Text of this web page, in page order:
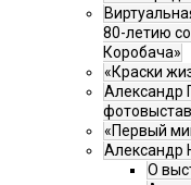
80-летию
Коробача»
«Краски
Александр
«Первый
Александр
О